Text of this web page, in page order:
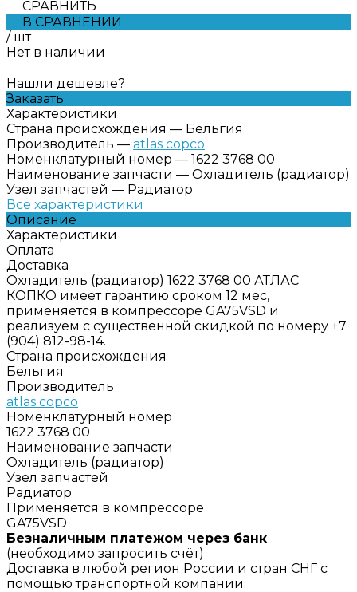
СРАВНИТЬ
В СРАВНЕНИИ
/ шт
Нет в наличии
Нашли дешевле?
Заказать
Характеристики
Страна происхождения — Бельгия
Производитель — atlas copco
Номенклатурный номер — 1622 3768 00
Наименование запчасти — Охладитель (радиатор)
Узел запчастей — Радиатор
Все характеристики
Описание
Характеристики
Оплата
Доставка
Охладитель (радиатор) 1622 3768 00 АТЛАС
КОПКО имеет гарантию сроком 12 мес,
применяется в компрессоре GA75VSD и
реализуем с существенной скидкой по номеру +7
(904) 812-98-14.
Страна происхождения
Бельгия
Производитель
atlas copco
Номенклатурный номер
1622 3768 00
Наименование запчасти
Охладитель (радиатор)
Узел запчастей
Радиатор
Применяется в компрессоре
GA75VSD
Безналичным платежом через банк
(необходимо запросить счёт)
Доставка в любой регион России и стран СНГ с
помощью транспортной компании.